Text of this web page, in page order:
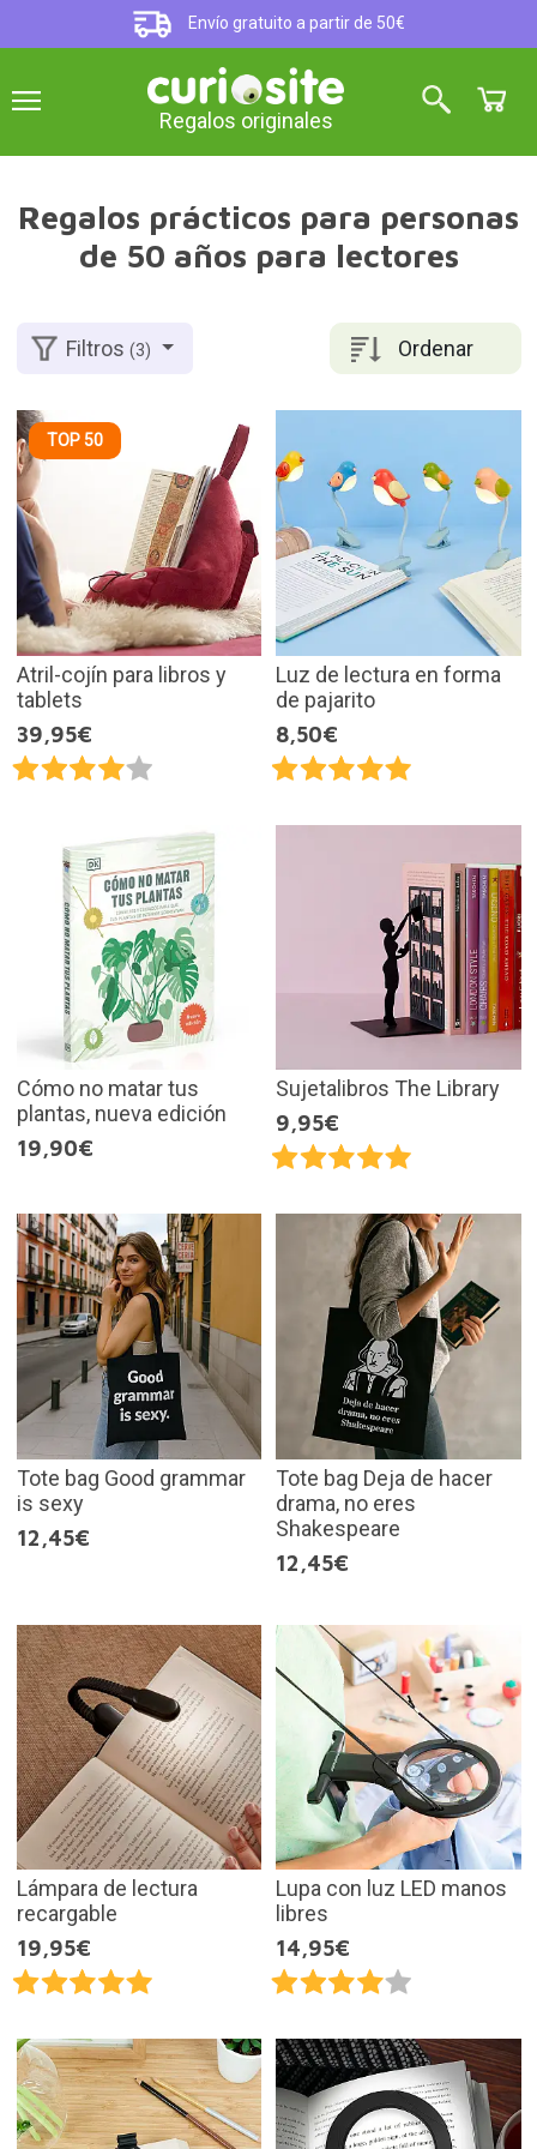
Envío gratuito a partir de 50€
Regalos originales
Regalos prácticos para personas
de 50 años para lectores
Ordenar
Filtros(3)
TOP 50
Atril-cojín para libros y
tablets
39,95€
Luz de lectura en forma
de pajarito
8,50€
Cómo no matar tus
plantas, nueva edición
19,90€
Sujetalibros The Library
9,95€
Tote bag Good grammar
is sexy
12,45€
Tote bag Deja de hacer
drama, no eres
Shakespeare
12,45€
Lámpara de lectura
recargable
19,95€
Lupa con luz LED manos
libres
14,95€